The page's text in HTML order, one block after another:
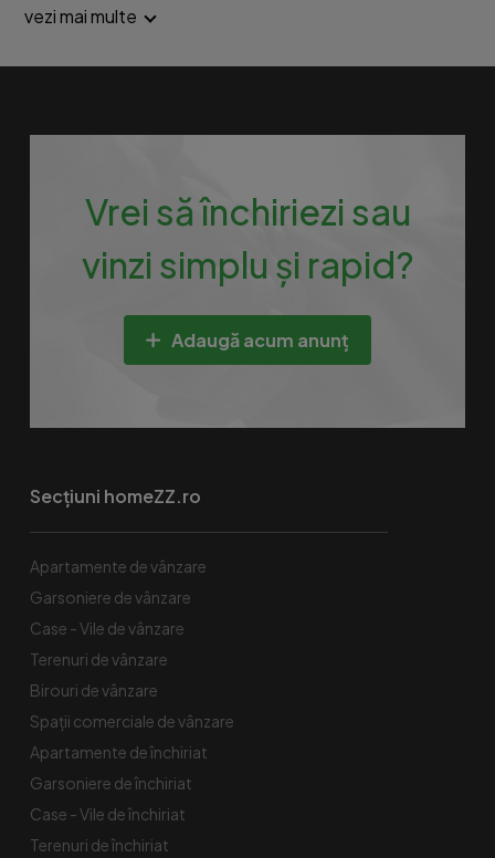
vezi mai multe
Vrei să închiriezi sau
vinzi simplu și rapid?
Adaugă acum anunț
Secțiuni homeZZ.ro
Apartamente de vânzare
Garsoniere de vânzare
Case - Vile de vânzare
Terenuri de vânzare
Birouri de vânzare
Spaţii comerciale de vânzare
Apartamente de închiriat
Garsoniere de închiriat
Case - Vile de închiriat
Terenuri de închiriat